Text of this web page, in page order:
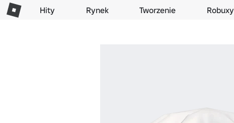
Hity Rynek Tworzenie Robuxy